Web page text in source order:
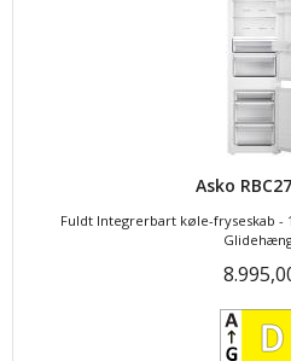
Asko
Fuldt Integrerbart køle-fryseskab -